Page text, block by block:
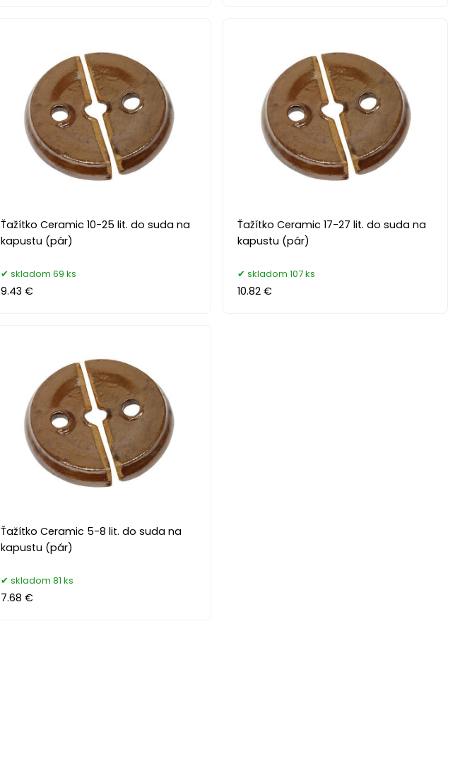
Ťažítko Ceramic 10-25 lit. do suda na
kapustu (pár)
skladom 69 ks
9.43 €
Ťažítko Ceramic 17-27 lit. do suda na
kapustu (pár)
skladom 107 ks
10.82 €
Ťažítko Ceramic 5-8 lit. do suda na
kapustu (pár)
skladom 81 ks
7.68 €